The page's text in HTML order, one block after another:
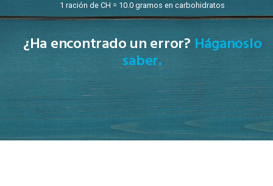
1 ración de CH = 10.0 gramos en carbohidratos
¿Ha encontrado un error? Háganoslo
saber.